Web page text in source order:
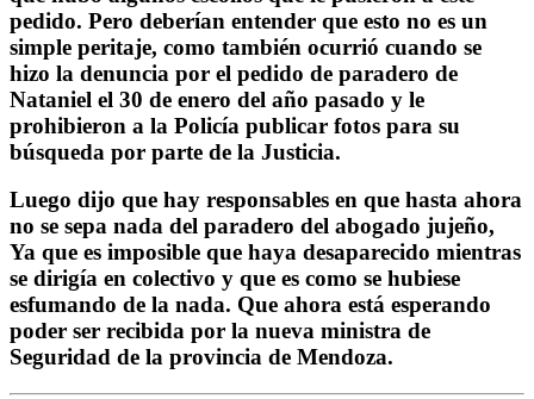
pedido. Pero deberían entender que esto no es un
simple peritaje, como también ocurrió cuando se
hizo la denuncia por el pedido de paradero de
Nataniel el 30 de enero del año pasado y le
prohibieron a la Policía publicar fotos para su
búsqueda por parte de la Justicia.
Luego dijo que hay responsables en que hasta ahora
no se sepa nada del paradero del abogado jujeño,
Ya que es imposible que haya desaparecido mientras
se dirigía en colectivo y que es como se hubiese
esfumando de la nada. Que ahora está esperando
poder ser recibida por la nueva ministra de
Seguridad de la provincia de Mendoza.